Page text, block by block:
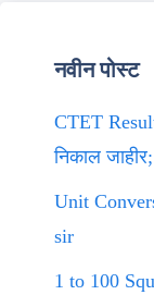
नवीन पोस्ट
CTET Result
निकाल
Unit
sir
1 to 100